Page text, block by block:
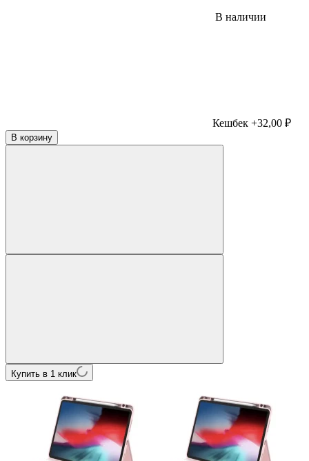
В наличии
Кешбек +32,00 ₽
В корзину
Купить в 1 клик